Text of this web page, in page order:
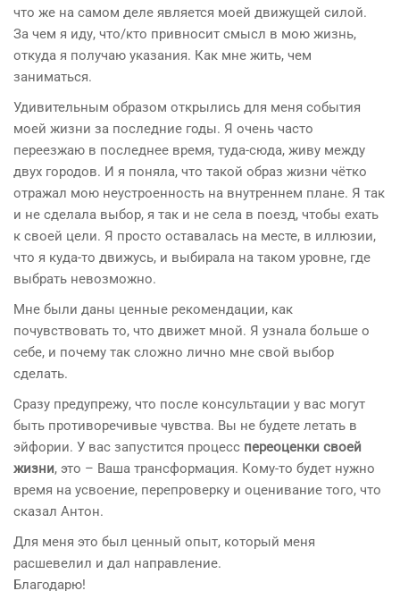
что же на самом деле является моей движущей силой.
За чем я иду, что/кто привносит смысл в мою жизнь,
откуда я получаю указания. Как мне жить, чем
заниматься.
Удивительным образом открылись для меня события
моей жизни за последние годы. Я очень часто
переезжаю в последнее время, туда-сюда, живу между
двух городов. И я поняла, что такой образ жизни чётко
отражал мою неустроенность на внутреннем плане. Я так
и не сделала выбор, я так и не села в поезд, чтобы ехать
к своей цели. Я просто оставалась на месте, в иллюзии,
что я куда-то движусь, и выбирала на таком уровне, где
выбрать невозможно.
Мне были даны ценные рекомендации, как
почувствовать то, что движет мной. Я узнала больше о
себе, и почему так сложно лично мне свой выбор
сделать.
Сразу предупрежу, что после консультации у вас могут
быть противоречивые чувства. Вы не будете летать в
эйфории. У вас запустится процесс переоценки своей
жизни, это – Ваша трансформация. Кому-то будет нужно
время на усвоение, перепроверку и оценивание того, что
сказал Антон.
Для меня это был ценный опыт, который меня
расшевелил и дал направление.
Благодарю!